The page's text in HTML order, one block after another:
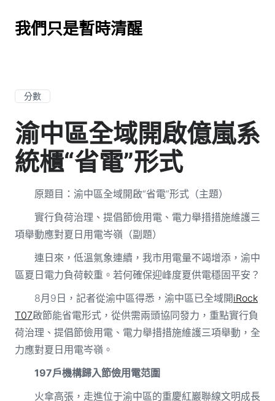
我們只是暫時清醒
分數
渝中區全域開啟億嵐系
統櫃“省電”形式
原題目：渝中區全域開啟“省電”形式（主題）
實行負荷治理、提倡節儉用電、電力舉措措施維護三
項舉動應對夏日用電岑嶺（副題）
連日來，低溫氣象連續，我市用電量不竭增添，渝中
區夏日電力負荷較重。若何確保迎峰度夏供電穩固平安？
8月9日，記者從渝中區得悉，渝中區已全域開iRock
T07啟節能省電形式，從供需兩頭協同發力，重點實行負
荷治理、提倡節儉用電、電力舉措措施維護三項舉動，全
力應對夏日用電岑嶺。
197戶機構歸入節儉用電范圍
火傘高張，走進位于渝中區的重慶紅巖聯線文明成長